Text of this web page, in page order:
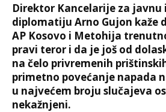
Direktor Kancelarije za
diplomatiju Arno Gujon kaže
AP Kosovo i Metohija
pravi teror i da je još od
na čelo privremenih
primetno povećanje napada
u najvećem broju slučajeva
nekažnjeni.